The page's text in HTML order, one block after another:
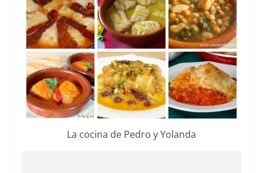
La cocina de Pedro y Yolanda